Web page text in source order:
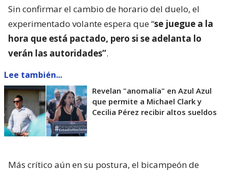
Sin confirmar el cambio de horario del duelo, el
experimentado volante espera que “se juegue a la
hora que está pactado, pero si se adelanta lo
verán las autoridades”.
Lee también...
Revelan "anomalía" en Azul Azul
que permite a Michael Clark y
Cecilia Pérez recibir altos sueldos
Más crítico aún en su postura, el bicampeón de